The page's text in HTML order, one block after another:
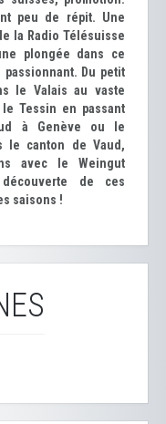
peu de répit. Une
la Radio Télésuisse
plongée dans ce
Du petit
le Valais au vaste
le Tessin en passant
à Genève ou le
le canton de Vaud,
avec le Weingut
de ces
saisons !